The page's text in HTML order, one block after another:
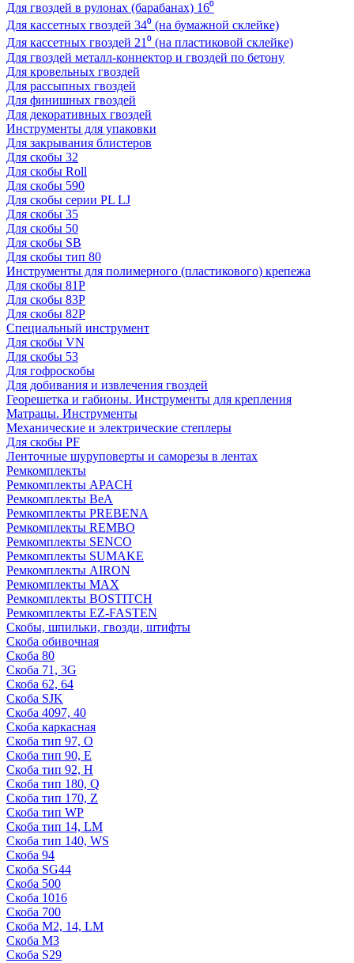
Для гвоздей в рулонах (барабанах) 16⁰
Для кассетных гвоздей 34⁰ (на бумажной склейке)
Для кассетных гвоздей 21⁰ (на пластиковой склейке)
Для гвоздей металл-коннектор и гвоздей по бетону
Для кровельных гвоздей
Для рассыпных гвоздей
Для финишных гвоздей
Для декоративных гвоздей
Инструменты для упаковки
Для закрывания блистеров
Для скобы 32
Для скобы Roll
Для скобы 590
Для скобы серии PL LJ
Для скобы 35
Для скобы 50
Для скобы SB
Для скобы тип 80
Инструменты для полимерного (пластикового) крепежа
Для скобы 81P
Для скобы 83P
Для скобы 82P
Специальный инструмент
Для скобы VN
Для скобы 53
Для гофроскобы
Для добивания и извлечения гвоздей
Георешетка и габионы. Инструменты для крепления
Матрацы. Инструменты
Механические и электрические степлеры
Для скобы PF
Ленточные шуруповерты и саморезы в лентах
Ремкомплекты
Ремкомплекты APACH
Ремкомплекты BeA
Ремкомплекты PREBENA
Ремкомплекты REMBO
Ремкомплекты SENCO
Ремкомплекты SUMAKE
Ремкомплекты AIRON
Ремкомплекты MAX
Ремкомплекты BOSTITCH
Ремкомплекты EZ-FASTEN
Скобы, шпильки, гвозди, штифты
Скоба обивочная
Скоба 80
Скоба 71, 3G
Скоба 62, 64
Скоба SJK
Скоба 4097, 40
Скоба каркасная
Скоба тип 97, O
Скоба тип 90, E
Скоба тип 92, Н
Скоба тип 180, Q
Скоба тип 170, Z
Скоба тип WP
Скоба тип 14, LM
Скоба тип 140, WS
Скоба 94
Скоба SG44
Скоба 500
Скоба 1016
Скоба 700
Скоба М2, 14, LM
Скоба M3
Скоба S29